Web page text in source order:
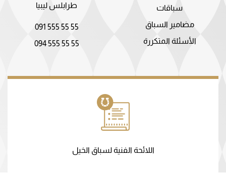
سباقات
مضامير السباق
الأسئلة المتكررة
طرابلس ليبيا
091 555 55 55
094 555 55 55
اللائحة الفنية لسباق الخيل